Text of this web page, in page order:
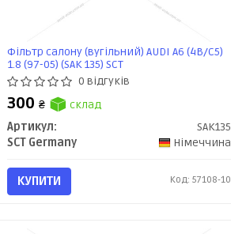
Фільтр салону (вугільний) AUDI A6 (4B/C5)
1.8 (97-05) (SAK 135) SCT
0 відгуків
300 ₴
склад
Артикул:
SAK135
SCT Germany
Німеччина
КУПИТИ Код: 57108-10